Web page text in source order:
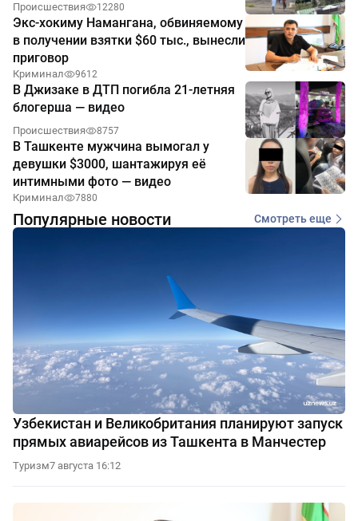
Происшествия 12280
Экс-хокиму Намангана, обвиняемому
в получении взятки $60 тыс., вынесли
приговор
Криминал 9612
В Джизаке в ДТП погибла 21-летняя
блогерша — видео
Происшествия 8757
В Ташкенте мужчина вымогал у
девушки $3000, шантажируя её
интимными фото — видео
Криминал 7880
Популярные новости Смотреть еще
Узбекистан и Великобритания планируют запуск
прямых авиарейсов из Ташкента в Манчестер
Туризм7 августа 16:12